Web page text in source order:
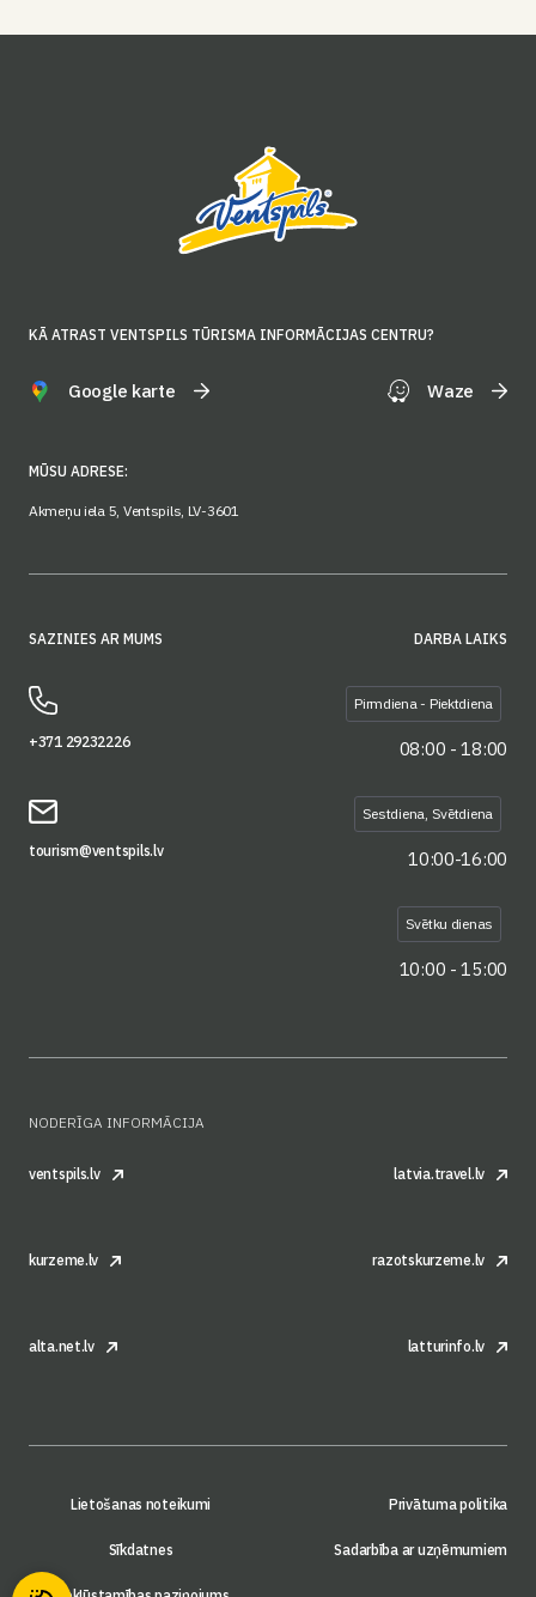
KĀ ATRAST VENTSPILS TŪRISMA INFORMĀCIJAS CENTRU?
Google karte Waze
MŪSU ADRESE:
Akmeņu iela 5, Ventspils, LV-3601
SAZINIES AR MUMS
+371 29232226
tourism@ventspils.lv
DARBA LAIKS
Pirmdiena - Piektdiena
08:00 - 18:00
Sestdiena, Svētdiena
10:00-16:00
Svētku dienas
10:00 - 15:00
NODERĪGA INFORMĀCIJA
ventspils.lv latvia.travel.lv
kurzeme.lv razotskurzeme.lv
alta.net.lv latturinfo.lv
Lietošanas noteikumi Privātuma politika
Sīkdatnes Sadarbība ar uzņēmumiem